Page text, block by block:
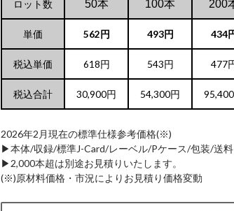
ロット数 50本 100本 200
単価 562円 493円 434
税込単価 618円 543円 477
税込合計 30,900円 54,300円
2026年2月現在の標準仕様参考価格(※)
▶︎本体/収録/標準J-Card/レーベル/Pケース/包装/送料
▶︎2,000本超は別途お見積りいたします。
(※)原材料価格・市況によりお見積り価格変動